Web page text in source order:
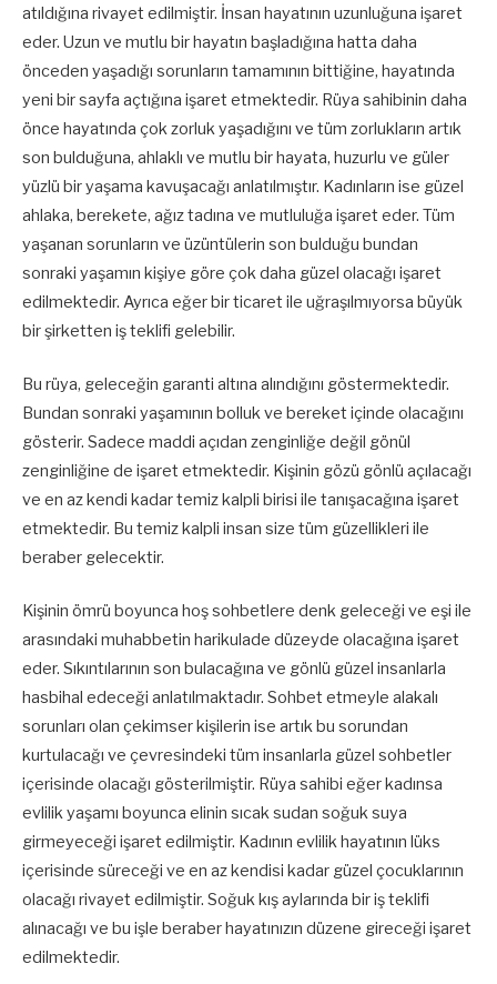
atıldığına rivayet edilmiştir. İnsan hayatının uzunluğuna işaret
eder. Uzun ve mutlu bir hayatın başladığına hatta daha
önceden yaşadığı sorunların tamamının bittiğine, hayatında
yeni bir sayfa açtığına işaret etmektedir. Rüya sahibinin daha
önce hayatında çok zorluk yaşadığını ve tüm zorlukların artık
son bulduğuna, ahlaklı ve mutlu bir hayata, huzurlu ve güler
yüzlü bir yaşama kavuşacağı anlatılmıştır. Kadınların ise güzel
ahlaka, berekete, ağız tadına ve mutluluğa işaret eder. Tüm
yaşanan sorunların ve üzüntülerin son bulduğu bundan
sonraki yaşamın kişiye göre çok daha güzel olacağı işaret
edilmektedir. Ayrıca eğer bir ticaret ile uğraşılmıyorsa büyük
bir şirketten iş teklifi gelebilir.
Bu rüya, geleceğin garanti altına alındığını göstermektedir.
Bundan sonraki yaşamının bolluk ve bereket içinde olacağını
gösterir. Sadece maddi açıdan zenginliğe değil gönül
zenginliğine de işaret etmektedir. Kişinin gözü gönlü açılacağı
ve en az kendi kadar temiz kalpli birisi ile tanışacağına işaret
etmektedir. Bu temiz kalpli insan size tüm güzellikleri ile
beraber gelecektir.
Kişinin ömrü boyunca hoş sohbetlere denk geleceği ve eşi ile
arasındaki muhabbetin harikulade düzeyde olacağına işaret
eder. Sıkıntılarının son bulacağına ve gönlü güzel insanlarla
hasbihal edeceği anlatılmaktadır. Sohbet etmeyle alakalı
sorunları olan çekimser kişilerin ise artık bu sorundan
kurtulacağı ve çevresindeki tüm insanlarla güzel sohbetler
içerisinde olacağı gösterilmiştir. Rüya sahibi eğer kadınsa
evlilik yaşamı boyunca elinin sıcak sudan soğuk suya
girmeyeceği işaret edilmiştir. Kadının evlilik hayatının lüks
içerisinde süreceği ve en az kendisi kadar güzel çocuklarının
olacağı rivayet edilmiştir. Soğuk kış aylarında bir iş teklifi
alınacağı ve bu işle beraber hayatınızın düzene gireceği işaret
edilmektedir.